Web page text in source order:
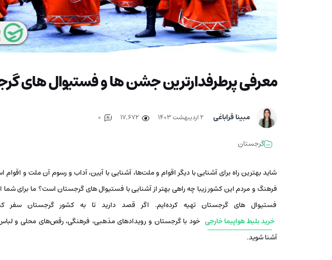
معرفی پرطرفدارترین جشن ها و فستیوال های
مبینا قراباغی ۲ اردیبهشت ۱۴۰۳ 17,672
گرجستان
شاید بهترین راه برای آشنایی با دیگر اقوام و ملت‌ها، آشنایی با آیین، آداب و رسوم آن ملت و اقوام
فرهنگ و مردم این کشور زیبا چه راهی بهتر از آشنایی با فستیوال های گرجستان است؟ ما برای شما
فستیوال‌ های گرجستان تهیه کرده‌ایم. اگر قصد دارید تا به کشور گرجستان سفر
خرید بلیط هواپیما خارجی خود با گرجستان و رویدادهای مذهبی، فرهنگی، رقص‌های محلی و
آشنا شوید.